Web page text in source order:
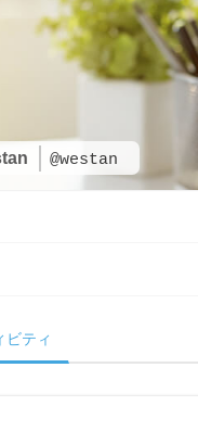
@westan
ビティ